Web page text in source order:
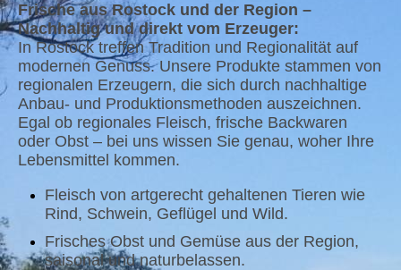
Frische aus Rostock und der Region –
Nachhaltig und direkt vom Erzeuger:
In Rostock treffen Tradition und Regionalität auf
modernen Genuss. Unsere Produkte stammen von
regionalen Erzeugern, die sich durch nachhaltige
Anbau- und Produktionsmethoden auszeichnen.
Egal ob regionales Fleisch, frische Backwaren
oder Obst – bei uns wissen Sie genau, woher Ihre
Lebensmittel kommen.
Fleisch von artgerecht gehaltenen Tieren wie
Rind, Schwein, Geflügel und Wild.
Frisches Obst und Gemüse aus der Region,
saisonal und naturbelassen.